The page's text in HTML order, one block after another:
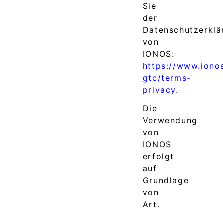
Sie
der
von
IONOS:
https://
gtc/terms-
privacy.
Die
Verwendung
von
IONOS
erfolgt
auf
Grundlage
von
Art.